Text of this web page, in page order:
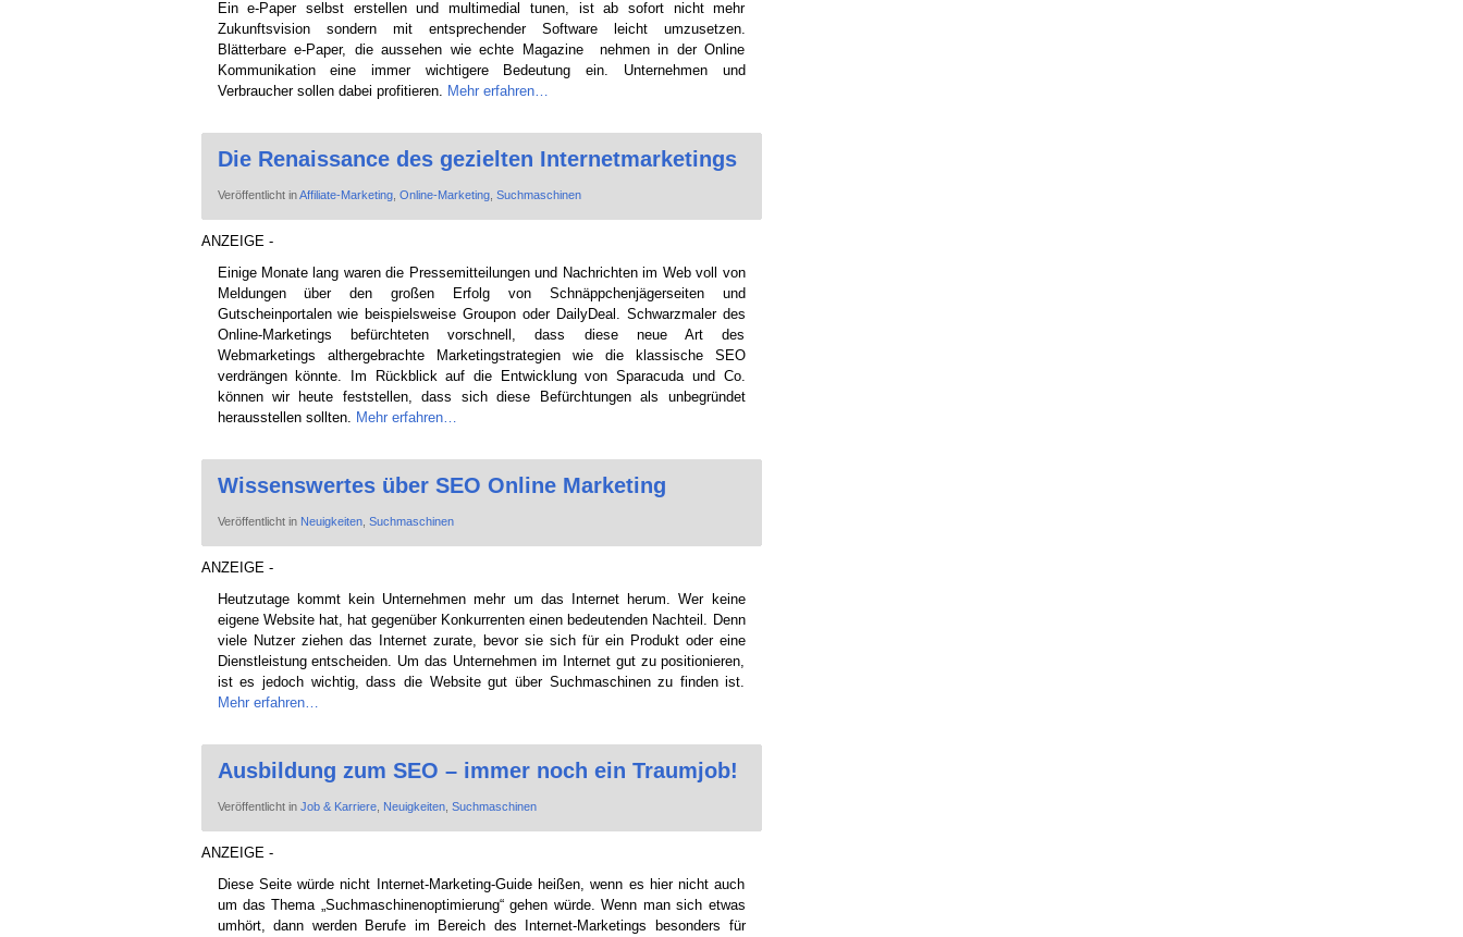
Ein e-Paper selbst erstellen und multimedial tunen, ist ab sofort nicht mehr
Zukunftsvision sondern mit entsprechender Software leicht umzusetzen.
Blätterbare e-Paper, die aussehen wie echte Magazine nehmen in der Online
Kommunikation eine immer wichtigere Bedeutung ein. Unternehmen und
Verbraucher sollen dabei profitieren. Mehr erfahren…
Die Renaissance des gezielten Internetmarketings
Veröffentlicht inAffiliate-Marketing, Online-Marketing, Suchmaschinen
ANZEIGE -
Einige Monate lang waren die Pressemitteilungen und Nachrichten im Web voll von
Meldungen über den großen Erfolg von Schnäppchenjägerseiten und
Gutscheinportalen wie beispielsweise Groupon oder DailyDeal. Schwarzmaler des
Online-Marketings befürchteten vorschnell, dass diese neue Art des
Webmarketings althergebrachte Marketingstrategien wie die klassische SEO
verdrängen könnte. Im Rückblick auf die Entwicklung von Sparacuda und Co.
können wir heute feststellen, dass sich diese Befürchtungen als unbegründet
herausstellen sollten. Mehr erfahren…
Wissenswertes über SEO Online Marketing
Veröffentlicht in Neuigkeiten, Suchmaschinen
ANZEIGE -
Heutzutage kommt kein Unternehmen mehr um das Internet herum. Wer keine
eigene Website hat, hat gegenüber Konkurrenten einen bedeutenden Nachteil. Denn
viele Nutzer ziehen das Internet zurate, bevor sie sich für ein Produkt oder eine
Dienstleistung entscheiden. Um das Unternehmen im Internet gut zu positionieren,
ist es jedoch wichtig, dass die Website gut über Suchmaschinen zu finden ist.
Mehr erfahren…
Ausbildung zum SEO – immer noch ein Traumjob!
Veröffentlicht in Job & Karriere, Neuigkeiten, Suchmaschinen
ANZEIGE -
Diese Seite würde nicht Internet-Marketing-Guide heißen, wenn es hier nicht auch
um das Thema „Suchmaschinenoptimierung“ gehen würde. Wenn man sich etwas
umhört, dann werden Berufe im Bereich des Internet-Marketings besonders für